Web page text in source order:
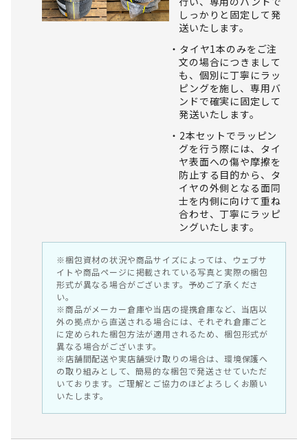
しっかりと固定して発
送いたします。
タイヤ1本のみをご注
文の場合につきまして
も、個別に丁寧にラッ
ピングを施し、専用バ
ンドで確実に固定して
発送いたします。
2本セットでラッピン
グを行う際には、タイ
ヤ表面への傷や摩擦を
防止する目的から、タ
イヤの外側となる面同
士を内側に向けて重ね
合わせ、丁寧にラッピ
ングいたします。
※梱包資材の状況や商品サイズによっては、ウェブサ
イトや商品ページに掲載されている写真と実際の梱包
形式が異なる場合がございます。予めご了承くださ
い。
※商品がメーカー倉庫や当店の提携倉庫など、当店以
外の拠点から直送される場合には、それぞれ倉庫ごと
に定められた梱包方法が適用されるため、梱包形式が
異なる場合がございます。
※店舗間配送や実店舗受け取りの場合は、環境保護へ
の取り組みとして、簡易的な梱包で発送させていただ
いております。ご理解とご協力のほどよろしくお願い
いたします。